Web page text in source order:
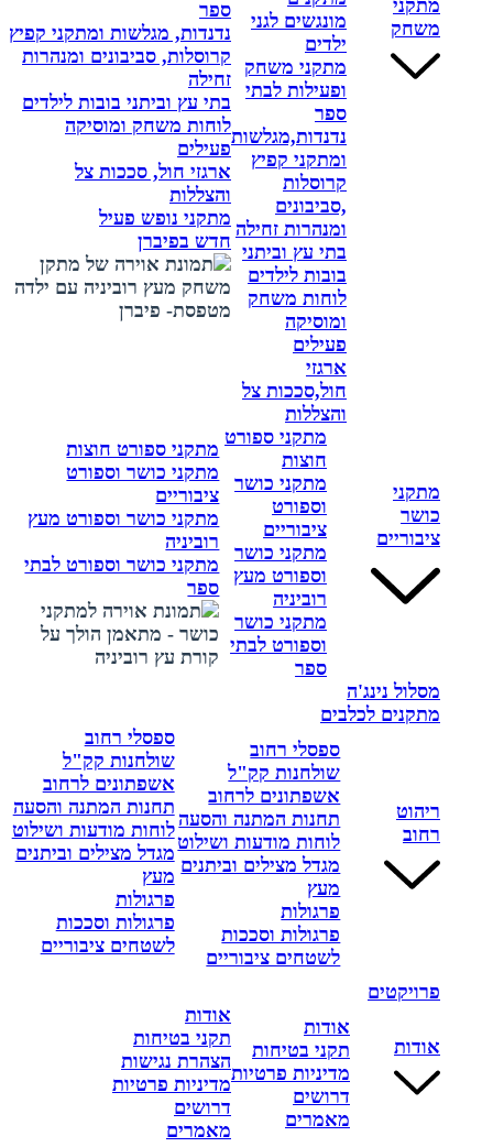
מתקני
משחק
מונגשים לגני
ילדים
מתקני משחק
ופעילות לבתי
ספר
נדנדות,מגלשות
ומתקני קפיץ
קרוסלות
,סביבונים
ומנהרות זחילה
בתי עץ וביתני
בובות לילדים
לוחות משחק
ומוסיקה
פעילים
ארגזי
חול,סככות צל
והצללות
ספר
נדנדות, מגלשות ומתקני קפיץ
קרוסלות, סביבונים ומנהרות
זחילה
בתי עץ וביתני בובות לילדים
לוחות משחק ומוסיקה
פעילים
ארגזי חול, סככות צל
והצללות
מתקני נופש פעיל
חדש בפיברן
מתקני
כושר
ציבוריים
מתקני ספורט
חוצות
מתקני כושר
וספורט
ציבוריים
מתקני כושר
וספורט מעץ
רוביניה
מתקני כושר
וספורט לבתי
ספר
מתקני ספורט חוצות
מתקני כושר וספורט
ציבוריים
מתקני כושר וספורט מעץ
רוביניה
מתקני כושר וספורט לבתי
ספר
מסלול נינג'ה
מתקנים לכלבים
ריהוט
רחוב
ספסלי רחוב
שולחנות קק"ל
אשפתונים לרחוב
תחנות המתנה והסעה
לוחות מודעות ושילוט
מגדל מצילים וביתנים
מעץ
פרגולות
פרגולות וסככות
לשטחים ציבוריים
ספסלי רחוב
שולחנות קק"ל
אשפתונים לרחוב
תחנות המתנה והסעה
לוחות מודעות ושילוט
מגדל מצילים וביתנים
מעץ
פרגולות
פרגולות וסככות
לשטחים ציבוריים
פרויקטים
אודות
אודות
תקני בטיחות
מדיניות פרטיות
דרושים
מאמרים
אודות
תקני בטיחות
הצהרת נגישות
מדיניות פרטיות
דרושים
מאמרים